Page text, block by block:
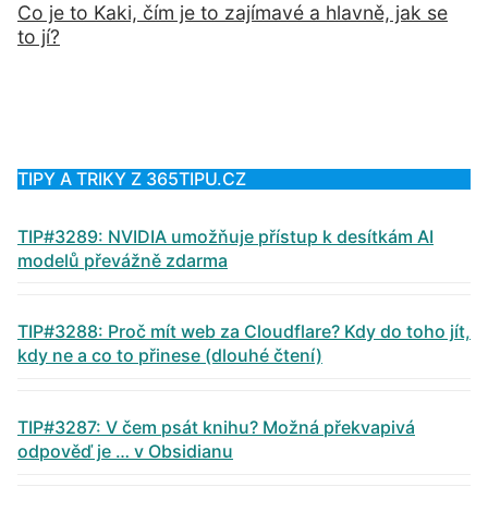
Co je to Kaki, čím je to zajímavé a hlavně, jak se
to jí?
TIPY A TRIKY Z 365TIPU.CZ
TIP#3289: NVIDIA umožňuje přístup k desítkám AI
modelů převážně zdarma
TIP#3288: Proč mít web za Cloudflare? Kdy do toho jít,
kdy ne a co to přinese (dlouhé čtení)
TIP#3287: V čem psát knihu? Možná překvapivá
odpověď je … v Obsidianu